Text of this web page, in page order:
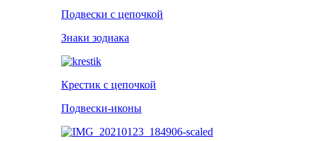
Подвески с цепочкой
Знаки зодиака
Крестик с цепочкой
Подвески-иконы